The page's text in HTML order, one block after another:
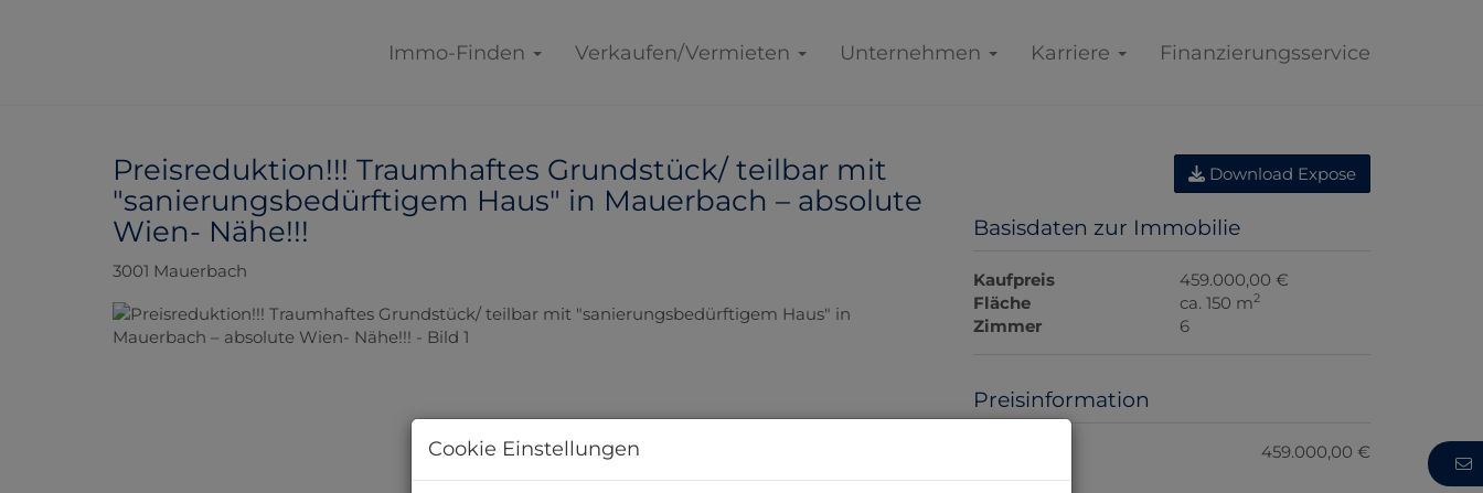
Immo-Finden Verkaufen/Vermieten Unternehmen Karriere Finanzierungsservice
Preisreduktion!!! Traumhaftes Grundstück/ teilbar mit
"sanierungsbedürftigem Haus" in Mauerbach – absolute
Wien- Nähe!!!
3001 Mauerbach
Download Expose
Basisdaten zur Immobilie
Kaufpreis
459.000,00 €
Fläche
ca. 150 m2
Zimmer 6
Preisinformation
459.000,00 €
Cookie Einstellungen